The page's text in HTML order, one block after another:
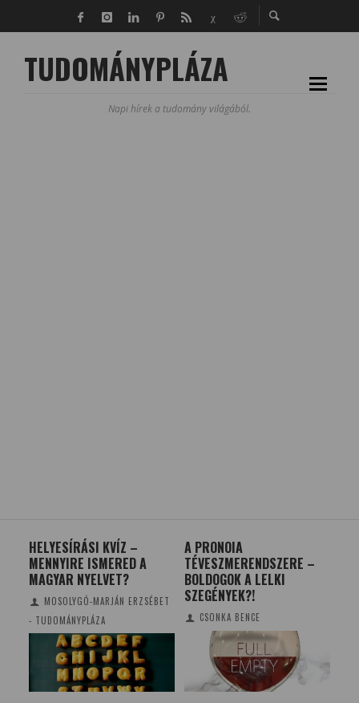
TUDOMÁNYPLÁZA
Napi hírek a tudomány világából.
HELYESÍRÁSI KVÍZ –
MENNYIRE ISMERED A
MAGYAR NYELVET?
MOSOLYGÓ-MARJÁN ERZSÉBET
- TUDOMÁNYPLÁZA
A PRONOIA
TÉVESZMERENDSZERE –
BOLDOGOK A LELKI
SZEGÉNYEK?!
CSONKA BENCE